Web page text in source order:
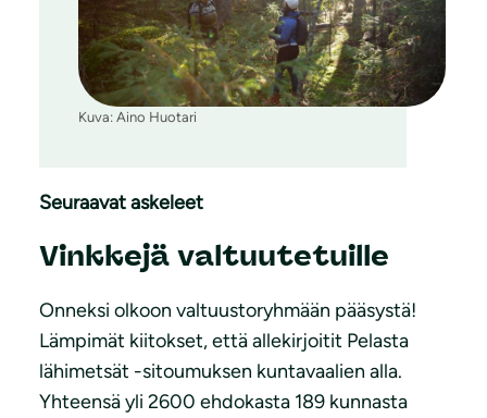
Kuva: Aino Huotari
Seuraavat askeleet
Vinkkejä valtuutetuille
Onneksi olkoon valtuustoryhmään pääsystä!
Lämpimät kiitokset, että allekirjoitit Pelasta
lähimetsät -sitoumuksen kuntavaalien alla.
Yhteensä yli 2600 ehdokasta 189 kunnasta